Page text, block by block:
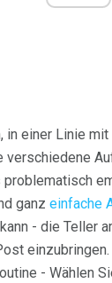
in einer Linie
verschiedene
ganz einfache
kann - die Teller
- Wählen